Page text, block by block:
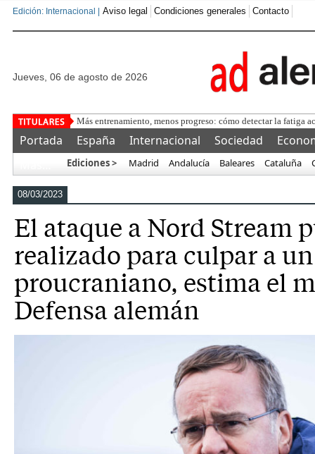
Edición: Internacional | Aviso legal Condiciones generales Contacto
jueves, 06 de agosto de 2026
Cómo ahorrar
Portada España Internacional Sociedad
Ediciones > Madrid Andalucía Baleares Cataluña
08/03/2023
El ataque a Nord Stream
realizado para culpar a
proucraniano, estima el
Defensa alemán